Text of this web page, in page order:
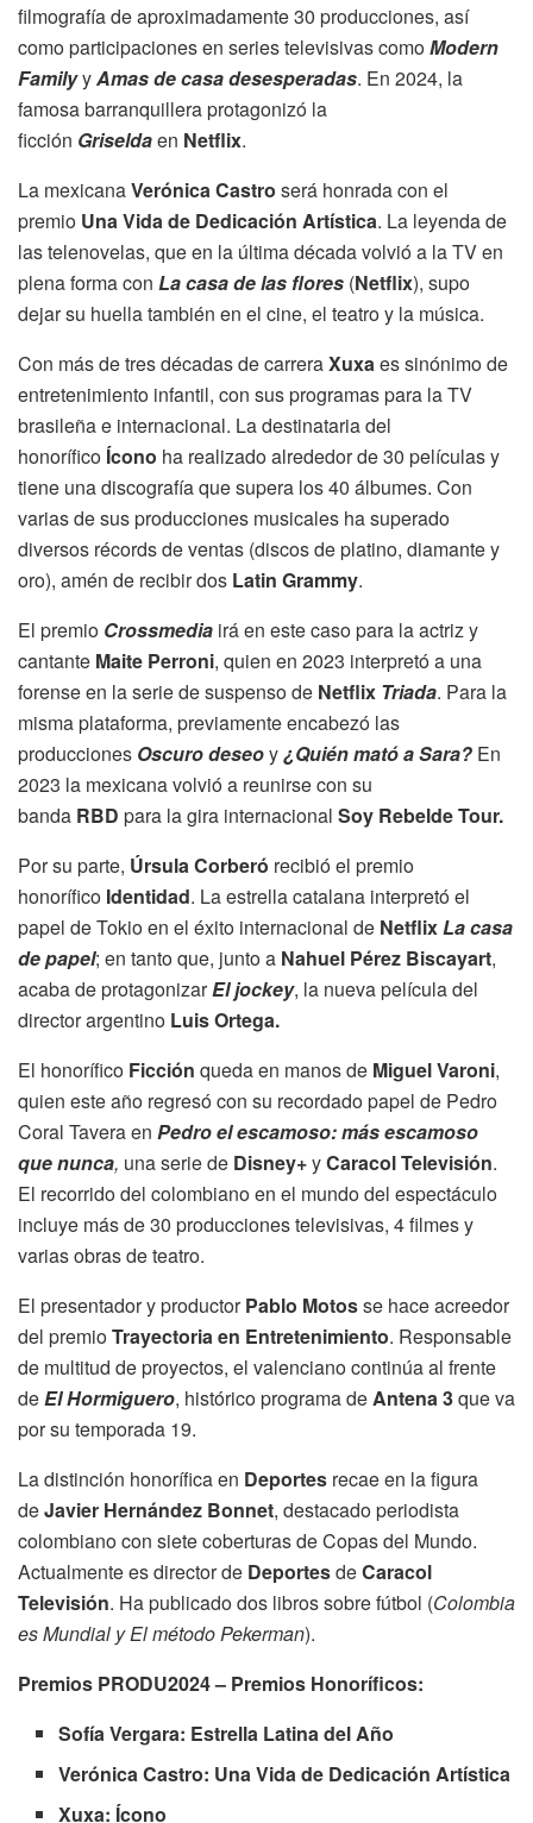
filmografía de aproximadamente 30 producciones, así
como participaciones en series televisivas comoModern
FamilyyAmas de casa desesperadas. En 2024, la
famosa barranquillera protagonizó la
ficción Griseldaen Netflix.
La mexicanaVerónica Castro será honrada con el
premio Una Vida de Dedicación Artística. La leyenda de
las telenovelas, que en la última década volvió a la TV en
plena forma con La casa de las flores (Netflix), supo
dejar su huella también en el cine, el teatro y la música.
Con más de tres décadas de carreraXuxaes sinónimo de
entretenimiento infantil, con sus programas para la TV
brasileña e internacional. La destinataria del
honorífico Ícono ha realizado alrededor de 30 películas y
tiene una discografía que supera los 40 álbumes. Con
varias de sus producciones musicales ha superado
diversos récords de ventas (discos de platino, diamante y
oro), amén de recibir dos Latin Grammy.
El premio Crossmedia irá en este caso para la actriz y
cantante Maite Perroni, quien en 2023 interpretó a una
forense en la serie de suspenso de Netflix Triada. Para la
misma plataforma, previamente encabezó las
producciones Oscuro deseoy¿Quién mató a Sara? En
2023 la mexicana volvió a reunirse con su
banda RBD para la gira internacional Soy Rebelde Tour.
Por su parte, Úrsula Corberó recibió el premio
honorífico Identidad. La estrella catalana interpretó el
papel de Tokio en el éxito internacional de NetflixLa casa
de papel; en tanto que, junto a Nahuel Pérez Biscayart,
acaba de protagonizarEl jockey, la nueva película del
director argentino Luis Ortega.
El honorífico Ficción queda en manos de Miguel Varoni,
quien este año regresó con su recordado papel de Pedro
Coral Tavera en Pedro el escamoso: más escamoso
que nunca, una serie de Disney+yCaracol Televisión.
El recorrido del colombiano en el mundo del espectáculo
incluye más de 30 producciones televisivas, 4 filmes y
varias obras de teatro.
El presentador y productorPablo Motosse hace acreedor
del premioTrayectoriaen Entretenimiento. Responsable
de multitud de proyectos, el valenciano continúa al frente
deEl Hormiguero, histórico programa deAntena 3que va
por su temporada 19.
La distinción honorífica en Deportes recae en la figura
deJavier Hernández Bonnet, destacado periodista
colombiano con siete coberturas de Copas del Mundo.
Actualmente es director de DeportesdeCaracol
Televisión. Ha publicado dos libros sobre fútbol (Colombia
es Mundial y El método Pekerman).
Premios PRODU2024 – Premios Honoríficos:
Sofía Vergara: Estrella Latina del Año
Verónica Castro: Una Vida de Dedicación Artística
Xuxa: Ícono